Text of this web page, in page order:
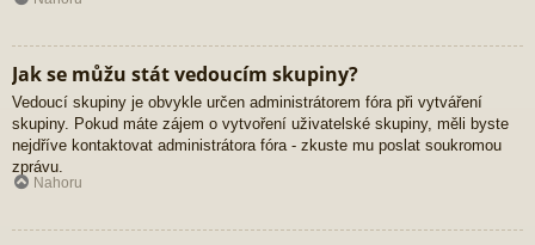
Jak se můžu stát vedoucím skupiny?
Vedoucí skupiny je obvykle určen administrátorem fóra při vytváření
skupiny. Pokud máte zájem o vytvoření uživatelské skupiny, měli byste
nejdříve kontaktovat administrátora fóra - zkuste mu poslat soukromou
zprávu.
Nahoru